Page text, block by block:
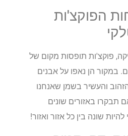
הפוקצ'ות
פוקצ'ות תופסות מקום של
במקור הן נאפו על אבנים
והעשיר בשמן שאנחנו
באזורים שונים
שונה בין כל אזור ואזור!